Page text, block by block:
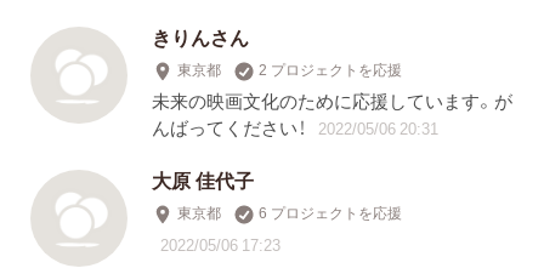
きりんさん
東京都 2 プロジェクトを応援
未来の映画文化のために応援しています。が
んばってください！
2022/05/06 20:31
大原 佳代子
東京都 6 プロジェクトを応援
2022/05/06 17:23